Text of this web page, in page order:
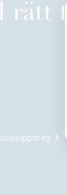
rätt